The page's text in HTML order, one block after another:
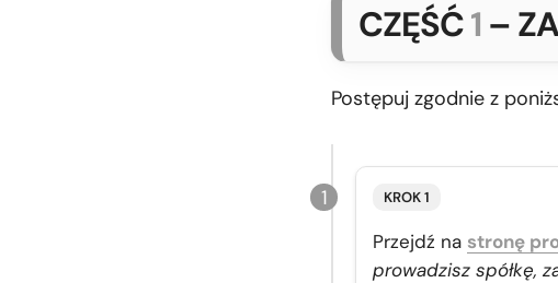
CZĘŚĆ1 –
Postępuj zgodnie z
KROK 1
Przejdź na stronę
prowadzisz spółkę,